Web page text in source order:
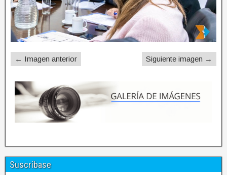
← Imagen anterior Siguiente imagen →
Suscríbase